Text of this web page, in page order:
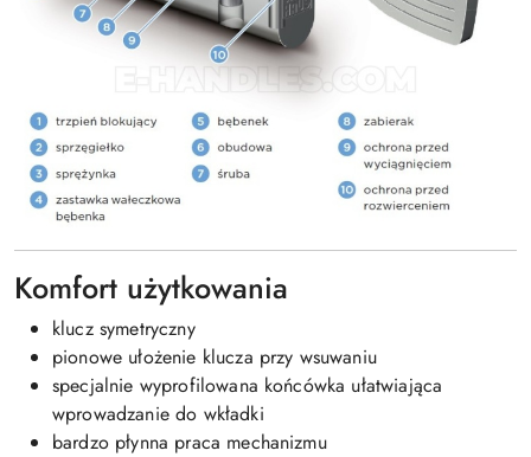
Komfort użytkowania
klucz symetryczny
pionowe ułożenie klucza przy wsuwaniu
specjalnie wyprofilowana końcówka ułatwiająca
wprowadzanie do wkładki
bardzo płynna praca mechanizmu